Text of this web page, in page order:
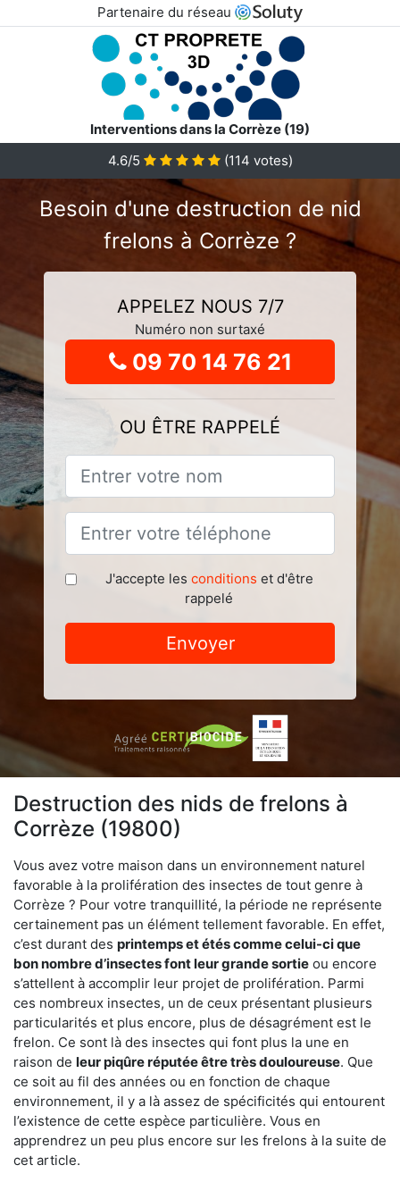
Partenaire du réseau
Interventions dans la Corrèze (19)
4.6/5 (114 votes)
Besoin d'une destruction de nid
frelons à Corrèze ?
APPELEZ NOUS 7/7
Numéro non surtaxé
09 70 14 76 21
OU ÊTRE RAPPELÉ
J'accepte les conditions et d'être
rappelé
Envoyer
Destruction des nids de frelons à
Corrèze (19800)
Vous avez votre maison dans un environnement naturel
favorable à la prolifération des insectes de tout genre à
Corrèze ? Pour votre tranquillité, la période ne représente
certainement pas un élément tellement favorable. En effet,
c’est durant des printemps et étés comme celui-ci que
bon nombre d’insectes font leur grande sortie ou encore
s’attellent à accomplir leur projet de prolifération. Parmi
ces nombreux insectes, un de ceux présentant plusieurs
particularités et plus encore, plus de désagrément est le
frelon. Ce sont là des insectes qui font plus la une en
raison de leur piqûre réputée être très douloureuse. Que
ce soit au fil des années ou en fonction de chaque
environnement, il y a là assez de spécificités qui entourent
l’existence de cette espèce particulière. Vous en
apprendrez un peu plus encore sur les frelons à la suite de
cet article.